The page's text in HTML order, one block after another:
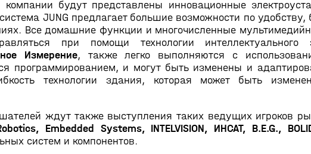
будут представлены инновационные
JUNG предлагает большие возможности по
Все домашние функции и многочисленные
при помощи технологии
Измерение, также легко выполняются с
программированием, и могут быть изменены и
технологии здания, которая может быть
ждут также выступления таких ведущих игроков
Embedded Systems, INTELVISION, ИНСАТ, B.E.G.,
систем и компонентов.